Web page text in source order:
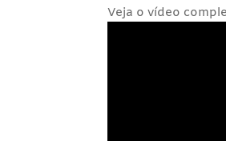
Veja o vídeo